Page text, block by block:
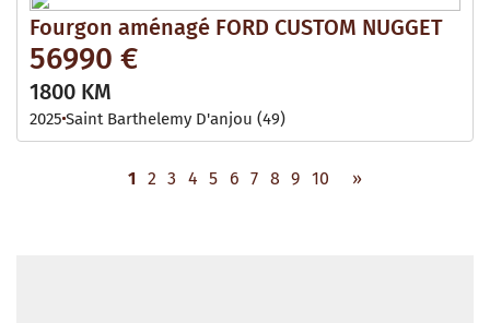
Fourgon aménagé FORD CUSTOM NUGGET
56990 €
1800 KM
2025 Saint Barthelemy D'anjou (49)
1 2 3 4 5 6 7 8 9 10 »